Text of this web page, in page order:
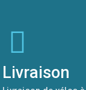
Livraison